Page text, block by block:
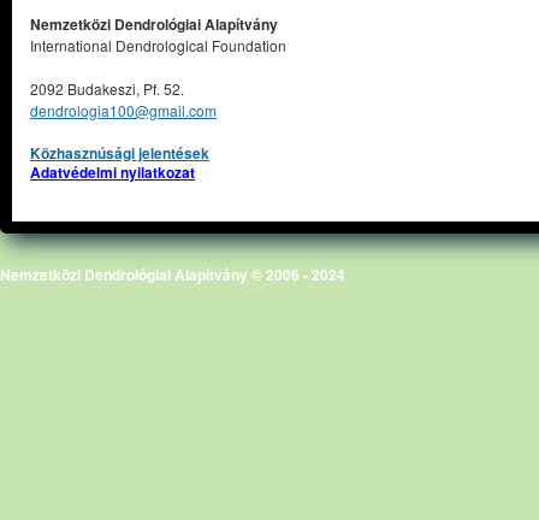
Nemzetközi Dendrológiai Alapítvány
International Dendrological Foundation
2092 Budakeszi, Pf. 52.
dendrologia100@gmail.com
Közhasznúsági jelentések
Adatvédelmi nyilatkozat
Nemzetközi Dendrológiai Alapítvány © 2006 - 2024